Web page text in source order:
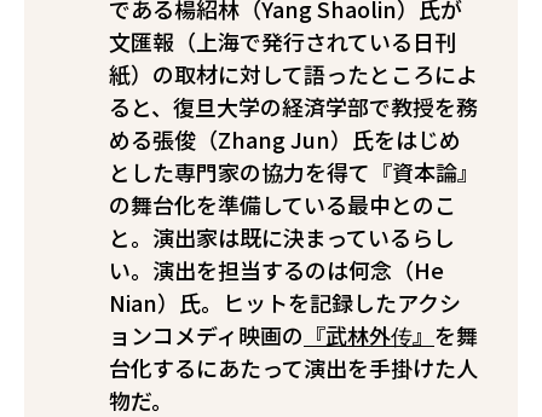
である楊紹林（Yang Shaolin）氏が
文匯報（上海で発行されている日刊
紙）の取材に対して語ったところによ
ると、復旦大学の経済学部で教授を務
める張俊（Zhang Jun）氏をはじめ
とした専門家の協力を得て『資本論』
の舞台化を準備している最中とのこ
と。演出家は既に決まっているらし
い。演出を担当するのは何念（He
Nian）氏。ヒットを記録したアクシ
ョンコメディ映画の 『武林外传』 を舞
台化するにあたって演出を手掛けた人
物だ。